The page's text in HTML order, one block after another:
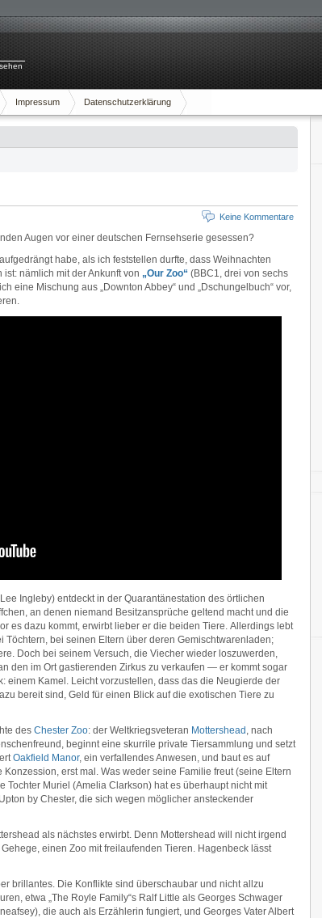
Impressum Datenschutzerklärung
Keine Kommentare
Augen vor einer deutschen Fernsehserie gesessen?
habe, als ich feststellen durfte, dass Weihnachten
nämlich mit der Ankunft von „Our Zoo“ (BBC1, drei von sechs
eine Mischung aus „Downton Abbey“ und „Dschungelbuch“ vor,
Ingleby) entdeckt in der Quarantänestation des örtlichen
an denen niemand Besitzansprüche geltend macht und die
es dazu kommt, erwirbt lieber er die beiden Tiere. Allerdings lebt
Töchtern, bei seinen Eltern über deren Gemischtwarenladen;
Doch bei seinem Versuch, die Viecher wieder loszuwerden,
den im Ort gastierenden Zirkus zu verkaufen — er kommt sogar
einem Kamel. Leicht vorzustellen, dass das die Neugierde der
bereit sind, Geld für einen Blick auf die exotischen Tiere zu
des Chester Zoo: der Weltkriegsveteran Mottershead , nach
beginnt eine skurrile private Tiersammlung und setzt
Oakfield Manor, ein verfallendes Anwesen, und baut es auf
erst mal. Was weder seine Familie freut (seine Eltern
Tochter Muriel (Amelia Clarkson) hat es überhaupt nicht mit
by Chester, die sich wegen möglicher ansteckender
als nächstes erwirbt. Denn Mottershead will nicht irgend
einen Zoo mit freilaufenden Tieren. Hagenbeck lässt
brillantes. Die Konflikte sind überschaubar und nicht allzu
etwa „The Royle Family“s Ralf Little als Georges Schwager
die auch als Erzählerin fungiert, und Georges Vater Albert